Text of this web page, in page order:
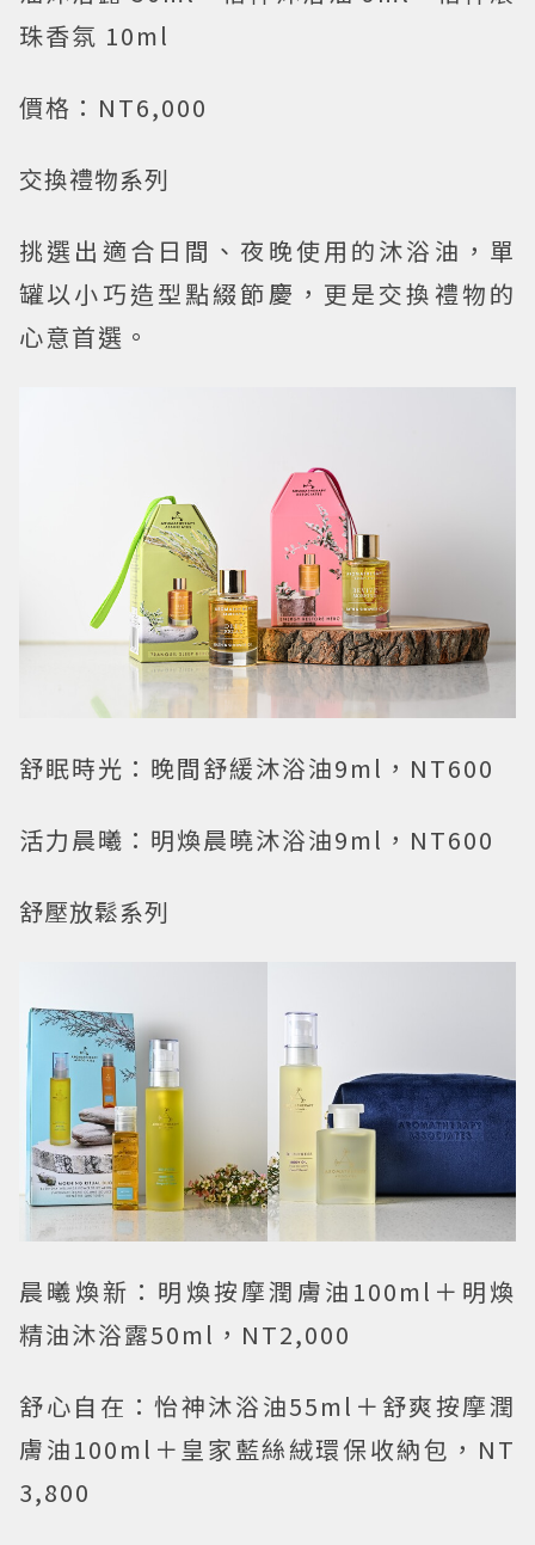
珠香氛 10ml
價格：NT6,000
交換禮物系列
挑選出適合日間、夜晚使用的沐浴油，單
罐以小巧造型點綴節慶，更是交換禮物的
心意首選。
舒眠時光：晚間舒緩沐浴油9ml，NT600
活力晨曦：明煥晨曉沐浴油9ml，NT600
舒壓放鬆系列
晨曦煥新：明煥按摩潤膚油100ml＋明煥
精油沐浴露50ml，NT2,000
舒心自在：怡神沐浴油55ml＋舒爽按摩潤
膚油100ml＋皇家藍絲絨環保收納包，NT
3,800